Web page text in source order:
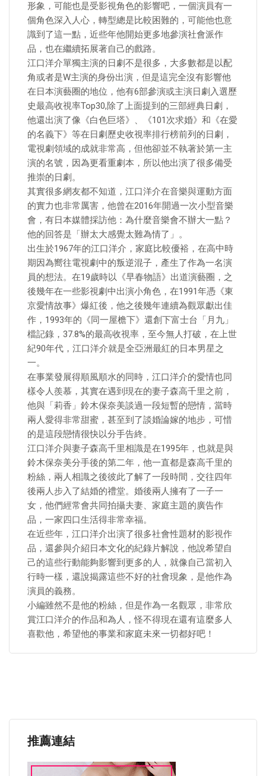
形象，可能也是受影視角色的影響吧，一個演員有一
個角色深入人心，轉型總是比較困難的，可能他也意
識到了這一點，近些年他開始更多地參演社會派作
品，也在繼續拓展著自己的戲路。
江口洋介單獨主演的日劇不是很多，大多數都是以配
角或者是W主演的身份出演，但是這完全沒有影響他
在日本演藝圈的地位，他有6部參演或主演日劇入選歷
史最高收視率Top30,除了上面提到的三部經典日劇，
他還出演了像《白色巨塔》、《101次求婚》和《在愛
的名義下》等在日劇歷史收視率排行榜前列的日劇，
電視劇領域的成就非常高，但他卻並不執著於第一主
演的名號，因為更看重劇本，所以他出演了很多備受
推崇的日劇。
其實很多網友都不知道，江口洋介在音樂與運動方面
的實力也非常厲害，他曾在2016年開過一次小型音樂
會，有日本媒體採訪他：為什麼音樂會不辦大一點？
他的回答是「辦太大感覺太難為情了」。
出生於1967年的江口洋介，家庭比較優裕，在高中時
期因為嚮往電視劇中的叛逆混子，產生了作為一名演
員的想法。在19歲時以《早春物語》出道演藝圈，之
後幾年在一些影視劇中出演小角色，在1991年憑《東
京愛情故事》爆紅後，他之後幾年連續為觀眾獻出佳
作，1993年的《同一屋檐下》還創下富士台「月九」
檔記錄，37.8%的最高收視率，至今無人打破，在上世
紀90年代，江口洋介就是全亞洲最紅的日本男星之
一。
在事業發展得順風順水的同時，江口洋介的愛情也同
樣令人羨慕，其實在遇到現在的妻子森高千里之前，
他與「莉香」鈴木保奈美談過一段短暫的戀情，當時
兩人愛得非常甜蜜，甚至到了談婚論嫁的地步，可惜
的是這段戀情很快以分手告終。
江口洋介與妻子森高千里相識是在1995年，也就是與
鈴木保奈美分手後的第二年，他一直都是森高千里的
粉絲，兩人相識之後彼此了解了一段時間，交往四年
後兩人步入了結婚的禮堂。婚後兩人擁有了一子一
女，他們經常會共同拍攝夫妻、家庭主題的廣告作
品，一家四口生活得非常幸福。
在近些年，江口洋介出演了很多社會性題材的影視作
品，還參與介紹日本文化的紀錄片解說，他說希望自
己的這些行動能夠影響到更多的人，就像自己當初入
行時一樣，還說揭露這些不好的社會現象，是他作為
演員的義務。
小編雖然不是他的粉絲，但是作為一名觀眾，非常欣
賞江口洋介的作品和為人，怪不得現在還有這麼多人
喜歡他，希望他的事業和家庭未來一切都好吧！
推薦連結